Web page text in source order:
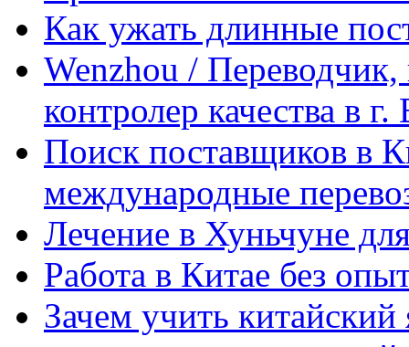
Как ужать длинные
Wenzhou / Переводчик,
контролер качества в
Поиск поставщиков в
международные
Лечение в Хуньчуне
Работа в Китае без
Зачем учить